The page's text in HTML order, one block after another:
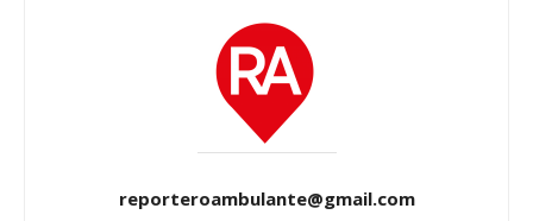
reporteroambulante@gmail.com